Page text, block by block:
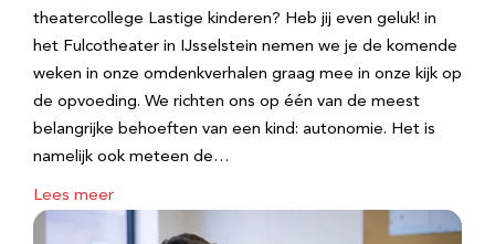
theatercollege Lastige kinderen? Heb jij even geluk! in
het Fulcotheater in IJsselstein nemen we je de komende
weken in onze omdenkverhalen graag mee in onze kijk op
de opvoeding. We richten ons op één van de meest
belangrijke behoeften van een kind: autonomie. Het is
namelijk ook meteen de…
Lees meer